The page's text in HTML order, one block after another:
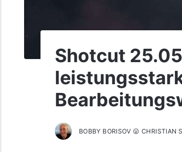
Shotcut
BOBBY BORISOV 😛 CHRISTIAN